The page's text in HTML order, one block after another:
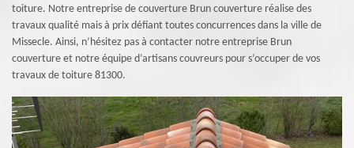
toiture. Notre entreprise de couverture Brun couverture réalise des
travaux qualité mais à prix défiant toutes concurrences dans la ville de
Missecle. Ainsi, n’hésitez pas à contacter notre entreprise Brun
couverture et notre équipe d’artisans couvreurs pour s’occuper de vos
travaux de toiture 81300.